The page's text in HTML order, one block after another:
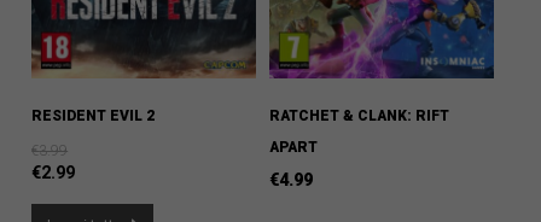
RESIDENT EVIL 2
€3.99
€2.99
RATCHET & CLANK: RIFT
APART
€4.99